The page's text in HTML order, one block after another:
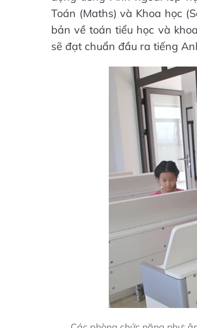
Toán (Maths) và Khoa học
bản về toán tiểu học và
sẽ đạt chuẩn đầu ra tiếng